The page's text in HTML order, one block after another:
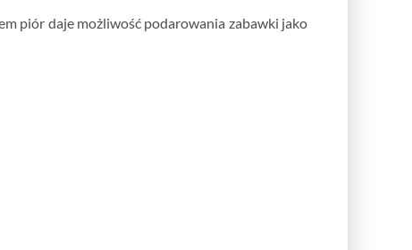
piór daje możliwość podarowania zabawki jako